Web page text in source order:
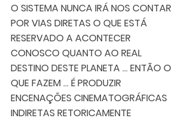
O SISTEMA NUNCA IRÁ NOS CONTAR
POR VIAS DIRETAS O QUE ESTÁ
RESERVADO A ACONTECER
CONOSCO QUANTO AO REAL
DESTINO DESTE PLANETA ... ENTÃO O
QUE FAZEM ... É PRODUZIR
ENCENAÇÕES CINEMATOGRÁFICAS
INDIRETAS RETORICAMENTE